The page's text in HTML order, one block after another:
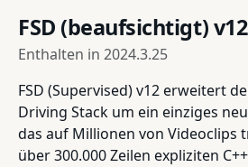
FSD (beaufsichtigt)
Enthalten in 2024.3.25
FSD (Supervised) v12 erweitert
Driving Stack um ein einziges
das auf Millionen von Videoclips
über 300.000 Zeilen expliziten